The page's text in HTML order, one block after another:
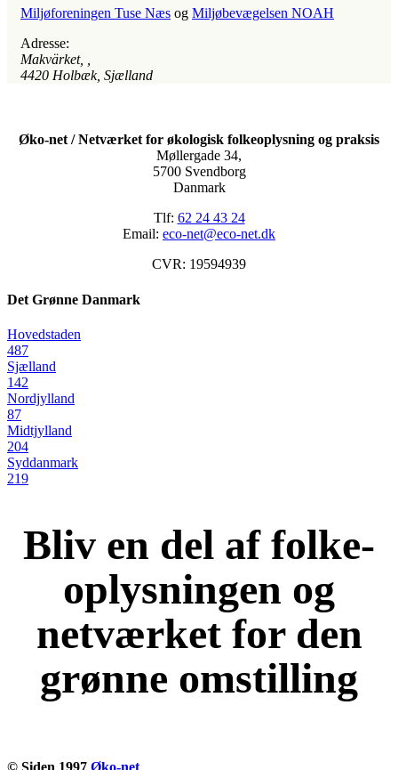
Miljøforeningen Tuse Næs og Miljøbevægelsen NOAH
Adresse:
Makvärket, ,
4420 Holbæk, Sjælland
Øko-net / Netværket for økologisk folkeoplysning og praksis
Møllergade 34,
5700 Svendborg
Danmark
Tlf: 62 24 43 24
Email: eco-net@eco-net.dk
CVR: 19594939
Det Grønne Danmark
Hovedstaden
487
Sjælland
142
Nordjylland
87
Midtjylland
204
Syddanmark
219
Bliv en del af folke-
oplysningen og
netværket for den
grønne omstilling